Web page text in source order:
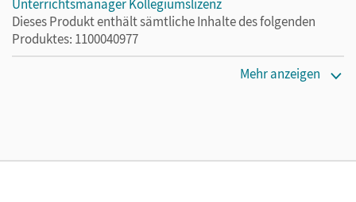
Unterrichtsmanager Kollegiumslizenz
Dieses Produkt enthält sämtliche Inhalte des folgenden
Produktes: 1100040977
Cornelsen Verlag
Mehr anzeigen